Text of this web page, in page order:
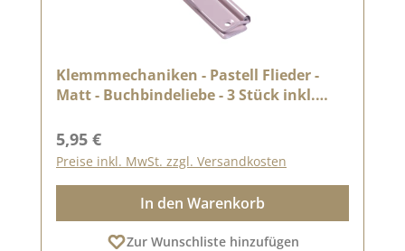
Klemmmechaniken - Pastell Flieder -
Matt - Buchbindeliebe - 3 Stück inkl.
Regulärer Preis:
5,95 €
Preise inkl. MwSt. zzgl. Versandkosten
In den Warenkorb
Zur Wunschliste hinzufügen